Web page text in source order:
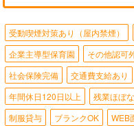
受動喫煙対策あり（屋内禁煙）
企業主導型保育園
その他認可
社会保険完備
交通費支給あり
年間休日120日以上
残業ほぼ
制服貸与
ブランクOK WEB